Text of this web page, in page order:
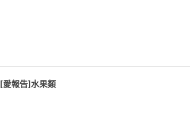
[愛報告]水果類